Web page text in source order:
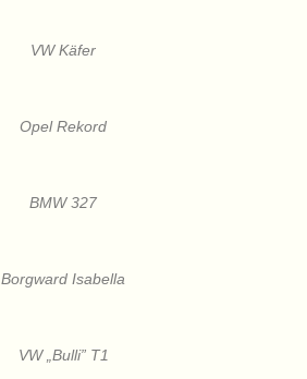
VW Käfer
Opel Rekord
BMW 327
Borgward Isabella
VW „Bulli” T1